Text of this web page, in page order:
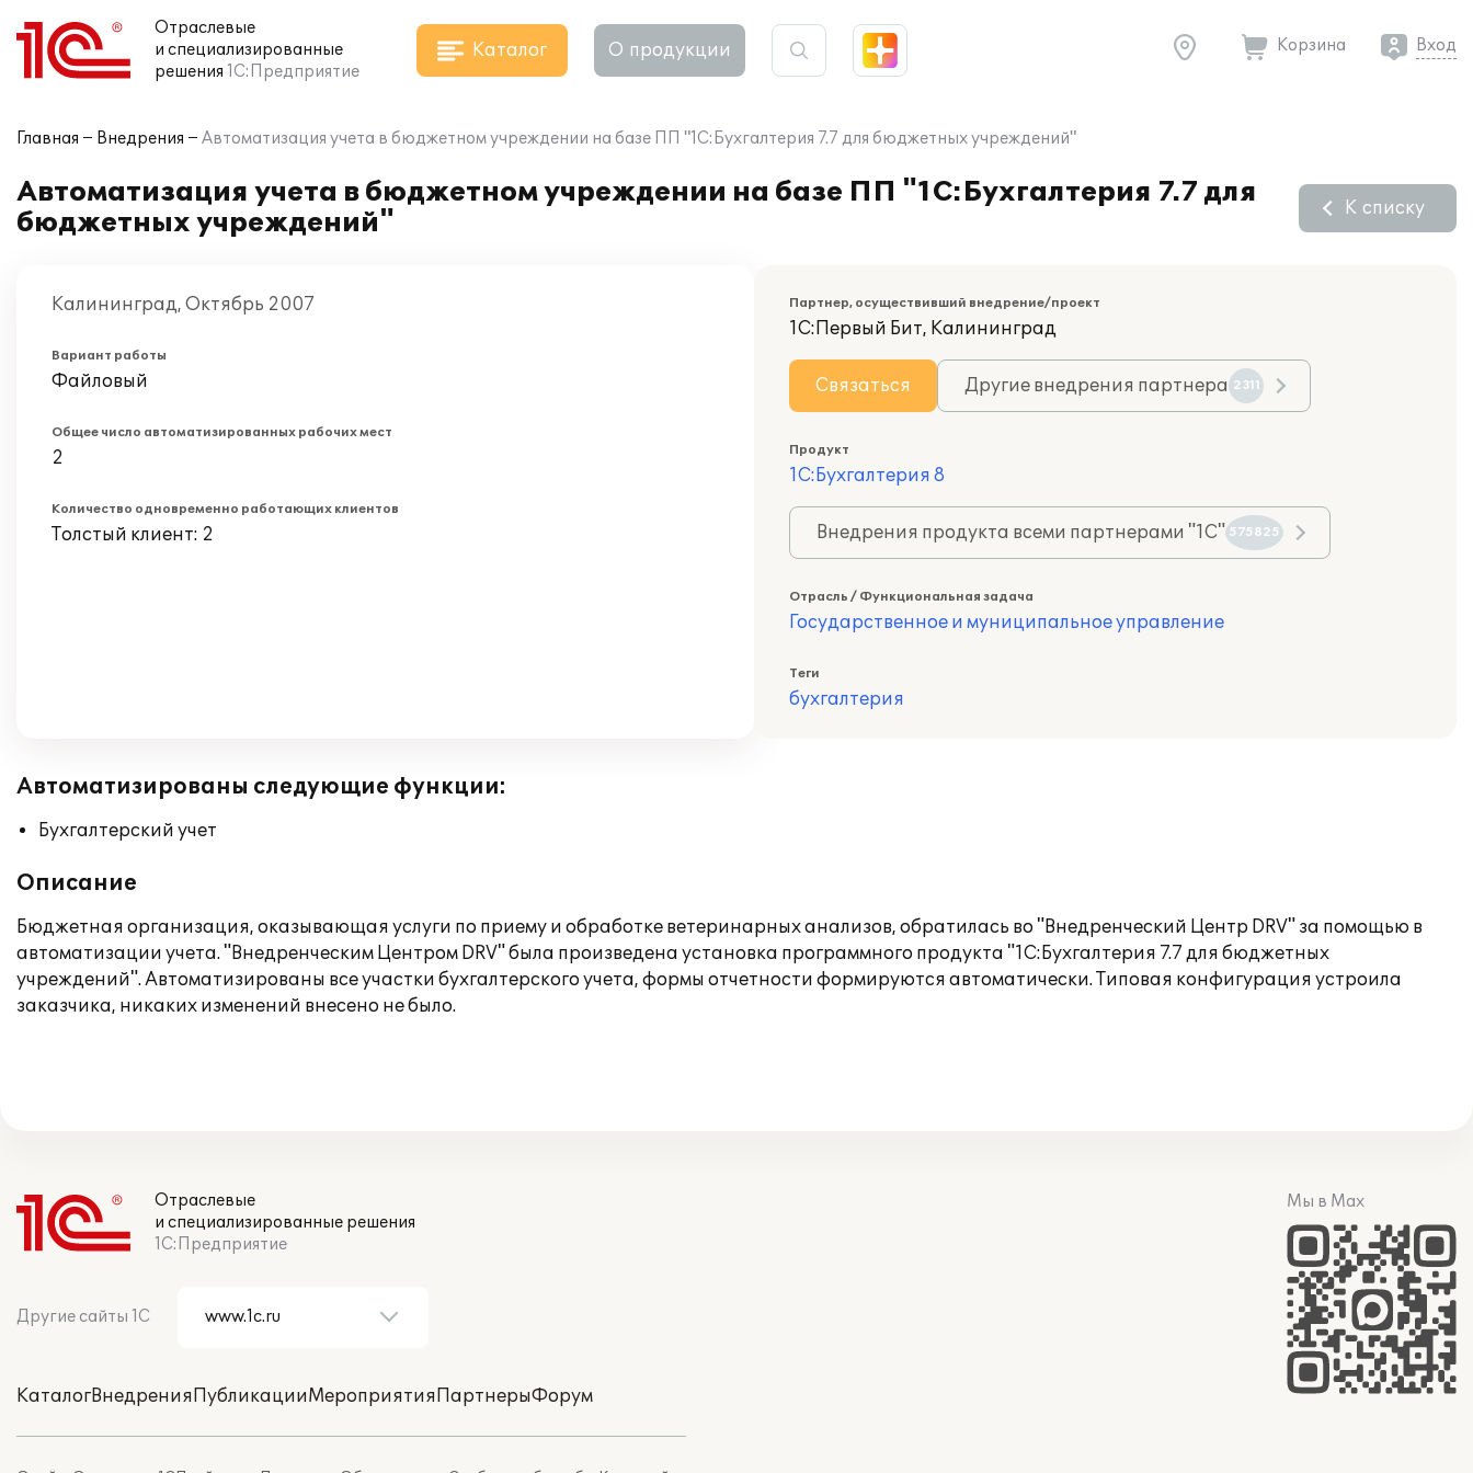
Отраслевые
и специализированные
решения 1С:Предприятие
Каталог О продукции Корзина Вход
Главная Внедрения Автоматизация учета в бюджетном учреждении на базе ПП "1С:Бухгалтерия 7.7 для бюджетных учреждений"
Автоматизация учета в бюджетном учреждении на базе ПП "1С:Бухгалтерия 7.7 для
бюджетных учреждений"
К списку
Калининград, Октябрь 2007
Вариант работы
Файловый
Общее число автоматизированных рабочих мест
2
Количество одновременно работающих клиентов
Толстый клиент: 2
Партнер, осуществивший внедрение/проект
1С:Первый Бит, Калининград
Связаться Другие внедрения партнера 2311
Продукт
1С:Бухгалтерия 8
Внедрения продукта всеми партнерами "1С" 575825
Отрасль / Функциональная задача
Государственное и муниципальное управление
Теги
бухгалтерия
Автоматизированы следующие функции:
Бухгалтерский учет
Описание
Бюджетная организация, оказывающая услуги по приему и обработке ветеринарных анализов, обратилась во "Внедренческий Центр DRV" за помощью в
автоматизации учета. "Внедренческим Центром DRV" была произведена установка программного продукта "1С:Бухгалтерия 7.7 для бюджетных
учреждений". Автоматизированы все участки бухгалтерского учета, формы отчетности формируются автоматически. Типовая конфигурация устроила
заказчика, никаких изменений внесено не было.
Отраслевые
и специализированные решения
1С:Предприятие
Другие сайты 1С
КаталогВнедренияПубликацииМероприятияПартнерыФорум
Мы в Max